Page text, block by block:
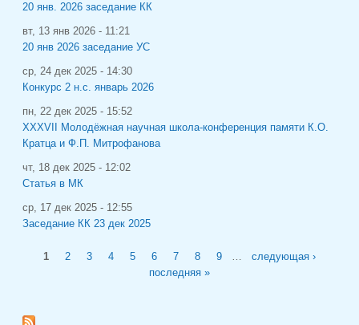
20 янв. 2026 заседание КК
вт, 13 янв 2026 - 11:21
20 янв 2026 заседание УС
ср, 24 дек 2025 - 14:30
Конкурс 2 н.с. январь 2026
пн, 22 дек 2025 - 15:52
XXXVII Молодёжная научная школа-конференция памяти К.О.
Кратца и Ф.П. Митрофанова
чт, 18 дек 2025 - 12:02
Статья в МК
ср, 17 дек 2025 - 12:55
Заседание КК 23 дек 2025
Страницы
1 2 3 4 5 6 7 8 9
следующая ›
последняя »